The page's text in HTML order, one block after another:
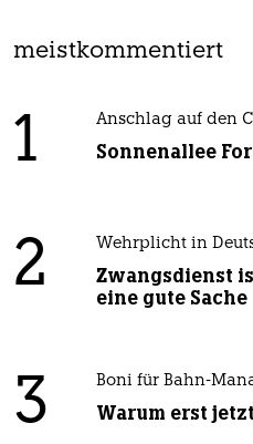
meistkommentiert
1 Anschlag auf den
Sonnenallee
2 Wehrplicht in
Zwangsdienst
eine gute Sache
3 Boni für Bahn-
Warum erst